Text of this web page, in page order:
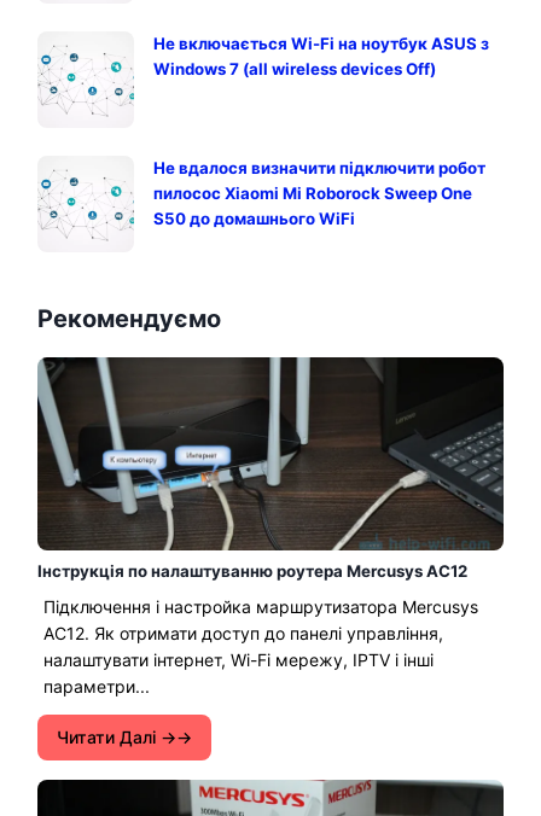
Не включається Wi-Fi на ноутбук ASUS з
Windows 7 (all wireless devices Off)
Не вдалося визначити підключити робот
пилосос Xiaomi Mi Roborock Sweep One
S50 до домашнього WiFi
Рекомендуємо
Інструкція по налаштуванню роутера Mercusys AC12
Підключення і настройка маршрутизатора Mercusys
AC12. Як отримати доступ до панелі управління,
налаштувати інтернет, Wi-Fi мережу, IPTV і інші
параметри...
Читати Далі →